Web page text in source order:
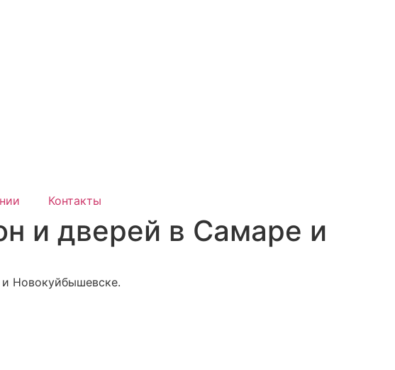
Контакты
и дверей в Самаре и
Новокуйбышевске.